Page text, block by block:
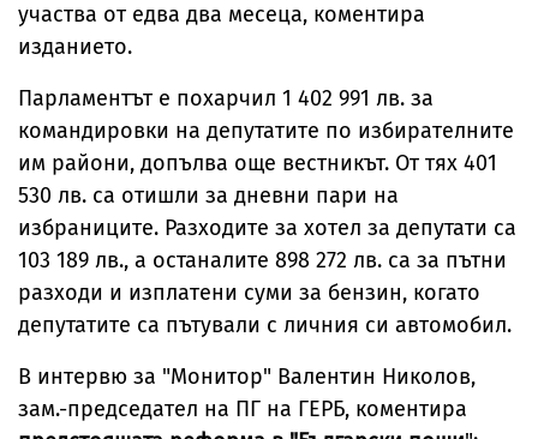
участва от едва два месеца, коментира
изданието.
Парламентът е похарчил 1 402 991 лв. за
командировки на депутатите по избирателните
им райони, допълва още вестникът. От тях 401
530 лв. са отишли за дневни пари на
избраниците. Разходите за хотел за депутати са
103 189 лв., а останалите 898 272 лв. са за пътни
разходи и изплатени суми за бензин, когато
депутатите са пътували с личния си автомобил.
В интервю за "Монитор" Валентин Николов,
зам.-председател на ПГ на ГЕРБ, коментира